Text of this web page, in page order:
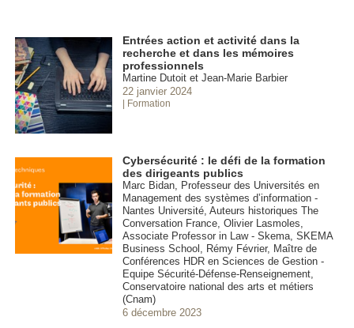
Entrées action et activité dans la
recherche et dans les mémoires
professionnels
Martine Dutoit et Jean-Marie Barbier
22 janvier 2024
| Formation
Cybersécurité : le défi de la formation
des dirigeants publics
Marc Bidan, Professeur des Universités en
Management des systèmes d’information -
Nantes Université, Auteurs historiques The
Conversation France, Olivier Lasmoles,
Associate Professor in Law - Skema, SKEMA
Business School, Rémy Février, Maître de
Conférences HDR en Sciences de Gestion -
Equipe Sécurité-Défense-Renseignement,
Conservatoire national des arts et métiers
(Cnam)
6 décembre 2023